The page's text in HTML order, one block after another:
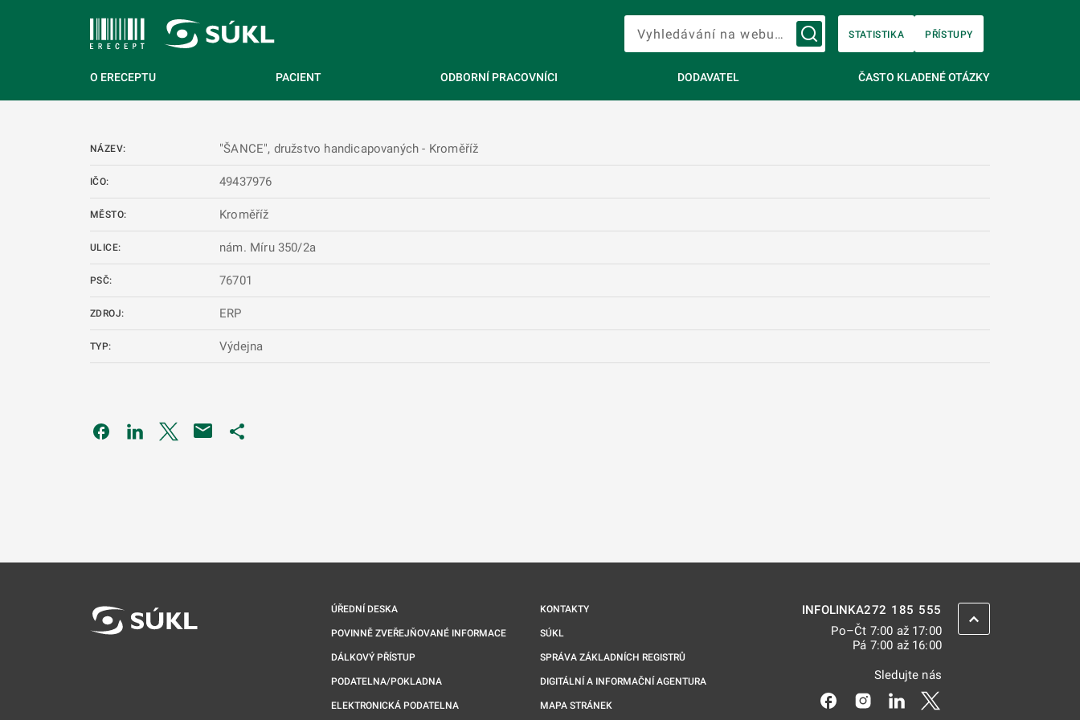
Vyhledávání na webu…
STATISTIKA PŘÍSTUPY
O ERECEPTU PACIENT ODBORNÍ PRACOVNÍCI DODAVATEL ČASTO KLADENÉ OTÁZKY
NÁZEV: "ŠANCE", družstvo handicapovaných - Kroměříž
IČO: 49437976
MĚSTO: Kroměříž
ULICE: nám. Míru 350/2a
PSČ: 76701
ZDROJ: ERP
TYP: Výdejna
Odkaz se otevře na nové kartě
Odkaz se otevře na nové kartě
Odkaz se otevře na nové kartě
ÚŘEDNÍ DESKA
POVINNĚ ZVEŘEJŇOVANÉ INFORMACE
DÁLKOVÝ PŘÍSTUP
PODATELNA/POKLADNA
ELEKTRONICKÁ PODATELNA
KONTAKTY
SÚKL
SPRÁVA ZÁKLADNÍCH REGISTRŮ
DIGITÁLNÍ A INFORMAČNÍ AGENTURA
MAPA STRÁNEK
INFOLINKA272 185 555
Po–Čt 7:00 až 17:00
Pá 7:00 až 16:00
Sledujte nás
Odkaz se otevře na nové kartě
Odkaz se otevře na nové kartě
Odkaz se otevře na nové
ZPĚT NAHORU